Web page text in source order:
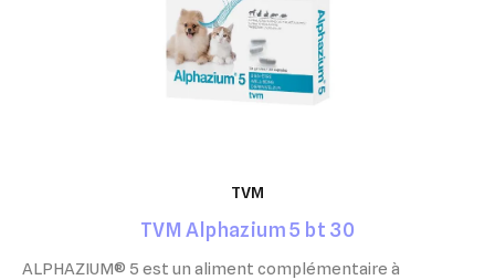
TVM
TVM Alphazium 5 bt 30
ALPHAZIUM® 5 est un aliment complémentaire à